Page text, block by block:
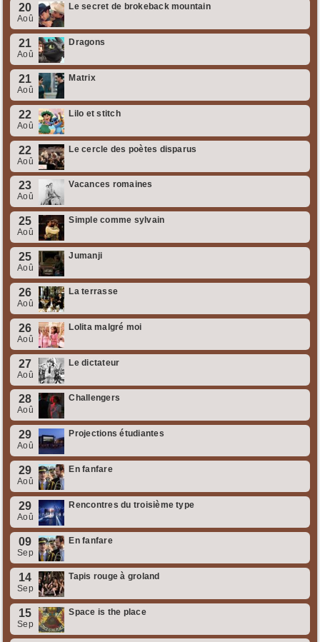
20
Aoû
Le secret de brokeback mountain
21
Aoû
Dragons
21
Aoû
Matrix
22
Aoû
Lilo et stitch
22
Aoû
Le cercle des poètes disparus
23
Aoû
Vacances romaines
25
Aoû
Simple comme sylvain
25
Aoû
Jumanji
26
Aoû
La terrasse
26
Aoû
Lolita malgré moi
27
Aoû
Le dictateur
28
Aoû
Challengers
29
Aoû
Projections étudiantes
29
Aoû
En fanfare
29
Aoû
Rencontres du troisième type
09
Sep
En fanfare
14
Sep
Tapis rouge à groland
15
Sep
Space is the place